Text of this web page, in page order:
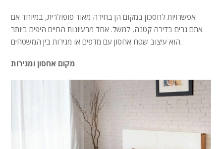
אפשרויות לחסכון במקום הן בחירה מאוד פופולרית, במיוחד אם
אתם גרים בדירה קטנה, למשל. אחד מרעיונות החיים היפים ביותר
הוא עיצוב שטח אחסון עם מדפים או מגירות בין המשטחים.
מקום אחסון ומגירות